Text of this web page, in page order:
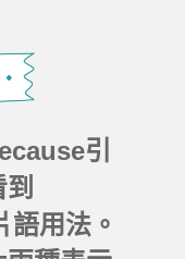
引
用法。